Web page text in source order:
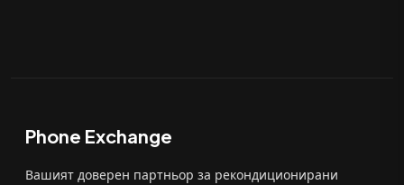
Phone Exchange
Вашият доверен партньор за рекондиционирани